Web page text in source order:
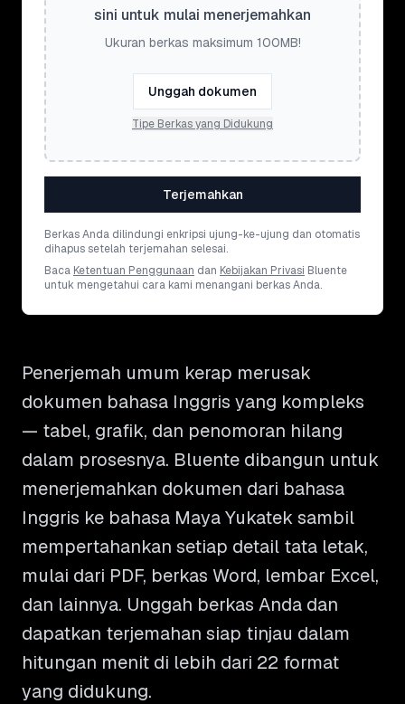
sini untuk mulai menerjemahkan
Ukuran berkas maksimum 100MB!
Unggah dokumen
Tipe Berkas yang Didukung
Terjemahkan
Berkas Anda dilindungi enkripsi ujung-ke-ujung dan otomatis
dihapus setelah terjemahan selesai.
Baca Ketentuan Penggunaan dan Kebijakan Privasi Bluente
untuk mengetahui cara kami menangani berkas Anda.
Penerjemah umum kerap merusak
dokumen bahasa Inggris yang kompleks
— tabel, grafik, dan penomoran hilang
dalam prosesnya. Bluente dibangun untuk
menerjemahkan dokumen dari bahasa
Inggris ke bahasa Maya Yukatek sambil
mempertahankan setiap detail tata letak,
mulai dari PDF, berkas Word, lembar Excel,
dan lainnya. Unggah berkas Anda dan
dapatkan terjemahan siap tinjau dalam
hitungan menit di lebih dari 22 format
yang didukung.